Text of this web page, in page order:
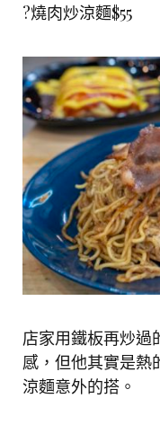
?燒肉炒涼麵$55
店家用鐵板再炒過
感，但他其實是熱
涼麵意外的搭。